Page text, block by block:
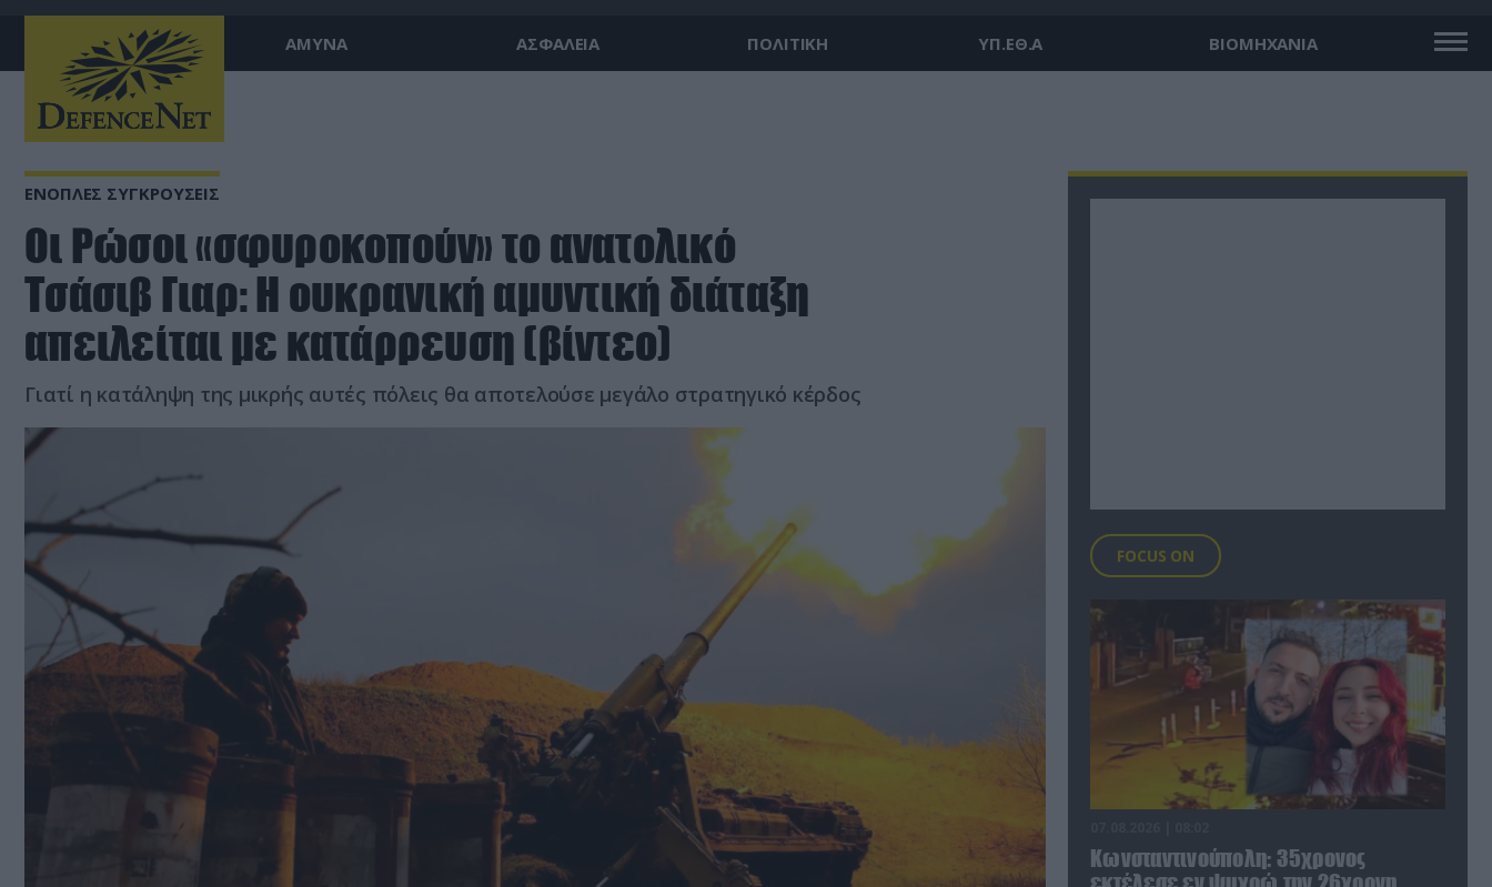
ΑΜΥΝΑ ΑΣΦΑΛΕΙΑ ΠΟΛΙΤΙΚΗ ΥΠ.ΕΘ.Α ΒΙΟΜΗΧΑΝΙΑ
ΕΝΟΠΛΕΣ ΣΥΓΚΡΟΥΣΕΙΣ
Οι Ρώσοι «σφυροκοπούν» το ανατολικό
Τσάσιβ Γιαρ: Η ουκρανική αμυντική διάταξη
απειλείται με κατάρρευση (βίντεο)
Γιατί η κατάληψη της μικρής αυτές πόλεις θα αποτελούσε μεγάλο στρατηγικό κέρδος
FOCUS ON
Κωνσταντινούπολη: 35χρονος